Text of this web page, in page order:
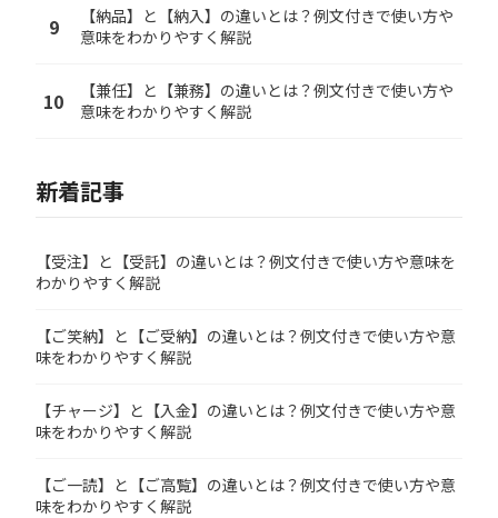
9
【納品】と【納入】の違いとは？例文付きで使い方や
意味をわかりやすく解説
10
【兼任】と【兼務】の違いとは？例文付きで使い方や
意味をわかりやすく解説
新着記事
【受注】と【受託】の違いとは？例文付きで使い方や意味を
わかりやすく解説
【ご笑納】と【ご受納】の違いとは？例文付きで使い方や意
味をわかりやすく解説
【チャージ】と【入金】の違いとは？例文付きで使い方や意
味をわかりやすく解説
【ご一読】と【ご高覧】の違いとは？例文付きで使い方や意
味をわかりやすく解説